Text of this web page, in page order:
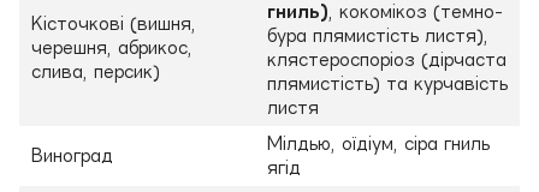
Кісточкові (вишня,
черешня, абрикос,
слива, персик)
гниль) , кокомікоз (темно-
бура плямистість листя),
клястероспоріоз (дірчаста
плямистість) та курчавість
листя
Виноград
Мілдью, оїдіум, сіра гниль
ягід